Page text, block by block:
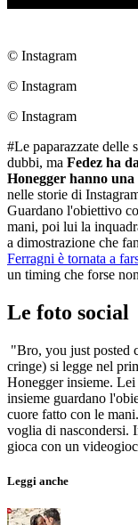
© Instagram
© Instagram
© Instagram
#Le paparazzate delle
dubbi, ma Fedez ha
Honegger hanno una
nelle storie di
Guardano l'obiettivo
mani, poi lui la
a dimostrazione che
Ferragni è tornata a
un timing che forse
Le foto social
"Bro, you just posted
cringe) si legge nel
Honegger insieme.
insieme guardano
cuore fatto con le
voglia di nascondersi.
gioca con un
Leggi anche